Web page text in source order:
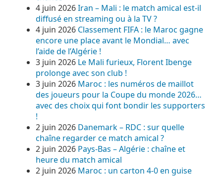
4 juin 2026Iran – Mali : le match amical est-il
diffusé en streaming ou à la TV ?
4 juin 2026 Classement FIFA : le Maroc gagne
encore une place avant le Mondial… avec
l’aide de l’Algérie !
3 juin 2026 Le Mali furieux, Florent Ibenge
prolonge avec son club !
3 juin 2026 Maroc : les numéros de maillot
des joueurs pour la Coupe du monde 2026…
avec des choix qui font bondir les supporters
!
2 juin 2026 Danemark – RDC : sur quelle
chaîne regarder ce match amical ?
2 juin 2026 Pays-Bas – Algérie : chaîne et
heure du match amical
2 juin 2026 Maroc : un carton 4-0 en guise